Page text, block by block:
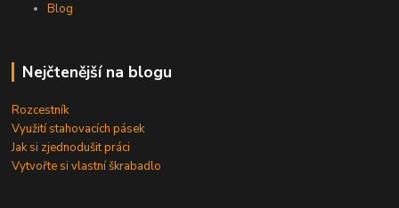
Blog
Nejčtenější na blogu
Rozcestník
Využití stahovacích pásek
Jak si zjednodušit práci
Vytvořte si vlastní škrabadlo